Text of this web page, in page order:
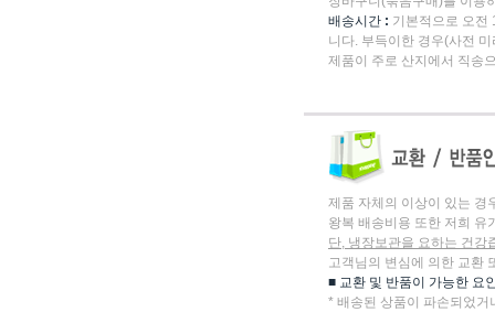
배송시간 : 기본적으로 오전
니다. 부득이한 경우(사전
제품이 주로 산지에서 직송
제품 자체의 이상이 있는 경
왕복 배송비용 또한 저희 유
단, 냉장보관을 요하는 건강
고객님의 변심에 의한 교환
■ 교환 및 반품이 가능한 요
* 배송된 상품이 파손되었거